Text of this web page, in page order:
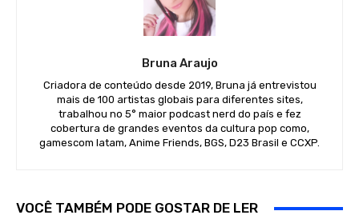
Bruna Araujo
Criadora de conteúdo desde 2019, Bruna já entrevistou
mais de 100 artistas globais para diferentes sites,
trabalhou no 5° maior podcast nerd do país e fez
cobertura de grandes eventos da cultura pop como,
gamescom latam, Anime Friends, BGS, D23 Brasil e CCXP.
VOCÊ TAMBÉM PODE GOSTAR DE LER